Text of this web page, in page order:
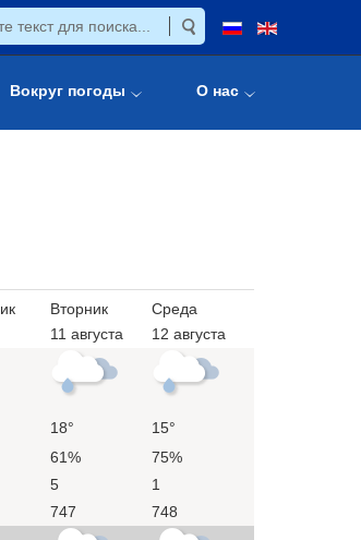
Вокруг погоды О нас
Вторник
11 августа
Среда
12 августа
18°
15°
61%
75%
5
1
747 748